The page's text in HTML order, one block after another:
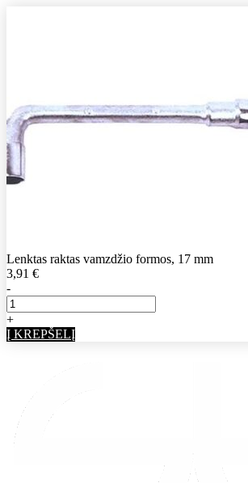
Lenktas raktas vamzdžio formos, 17 mm
3,91 €
-
+
Į KREPŠELĮ